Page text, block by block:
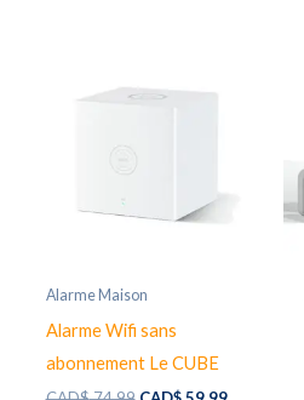
Alarme Maison
Alarme Wifi sans
abonnement Le CUBE